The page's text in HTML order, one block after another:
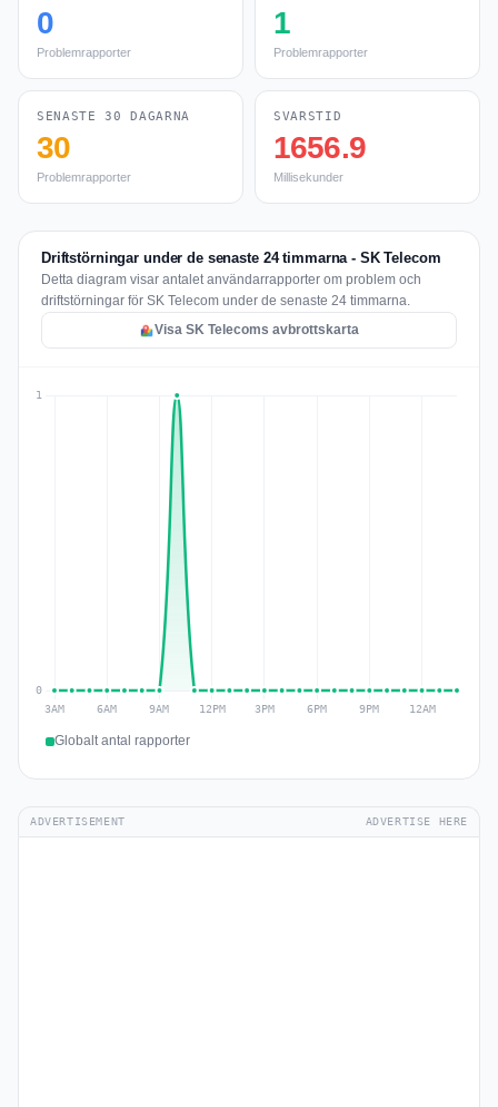
0
Problemrapporter
1
Problemrapporter
SENASTE 30 DAGARNA
30
Problemrapporter
SVARSTID
1656.9
Millisekunder
Driftstörningar under de senaste 24 timmarna - SK Telecom
Detta diagram visar antalet användarrapporter om problem och
driftstörningar för SK Telecom under de senaste 24 timmarna.
Visa SK Telecoms avbrottskarta
Globalt antal rapporter
ADVERTISEMENT ADVERTISE HERE